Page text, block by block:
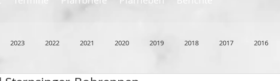
2023 2022 2021 2020 2019 2018 2017 2016